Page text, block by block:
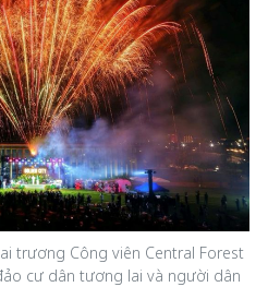
trương Công viên Central Forest
cư dân tương lai và người dân